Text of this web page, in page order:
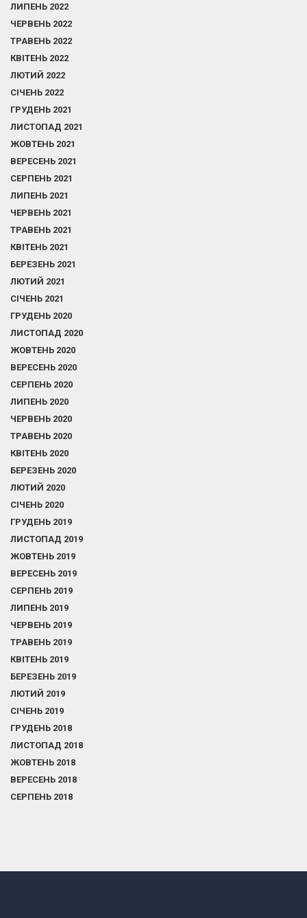
ЛИПЕНЬ 2022
ЧЕРВЕНЬ 2022
ТРАВЕНЬ 2022
КВІТЕНЬ 2022
ЛЮТИЙ 2022
СІЧЕНЬ 2022
ГРУДЕНЬ 2021
ЛИСТОПАД 2021
ЖОВТЕНЬ 2021
ВЕРЕСЕНЬ 2021
СЕРПЕНЬ 2021
ЛИПЕНЬ 2021
ЧЕРВЕНЬ 2021
ТРАВЕНЬ 2021
КВІТЕНЬ 2021
БЕРЕЗЕНЬ 2021
ЛЮТИЙ 2021
СІЧЕНЬ 2021
ГРУДЕНЬ 2020
ЛИСТОПАД 2020
ЖОВТЕНЬ 2020
ВЕРЕСЕНЬ 2020
СЕРПЕНЬ 2020
ЛИПЕНЬ 2020
ЧЕРВЕНЬ 2020
ТРАВЕНЬ 2020
КВІТЕНЬ 2020
БЕРЕЗЕНЬ 2020
ЛЮТИЙ 2020
СІЧЕНЬ 2020
ГРУДЕНЬ 2019
ЛИСТОПАД 2019
ЖОВТЕНЬ 2019
ВЕРЕСЕНЬ 2019
СЕРПЕНЬ 2019
ЛИПЕНЬ 2019
ЧЕРВЕНЬ 2019
ТРАВЕНЬ 2019
КВІТЕНЬ 2019
БЕРЕЗЕНЬ 2019
ЛЮТИЙ 2019
СІЧЕНЬ 2019
ГРУДЕНЬ 2018
ЛИСТОПАД 2018
ЖОВТЕНЬ 2018
ВЕРЕСЕНЬ 2018
СЕРПЕНЬ 2018